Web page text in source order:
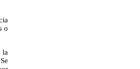
o
la